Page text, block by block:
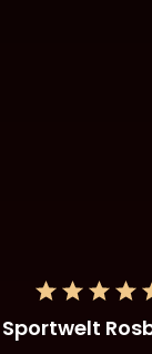
Sportwelt